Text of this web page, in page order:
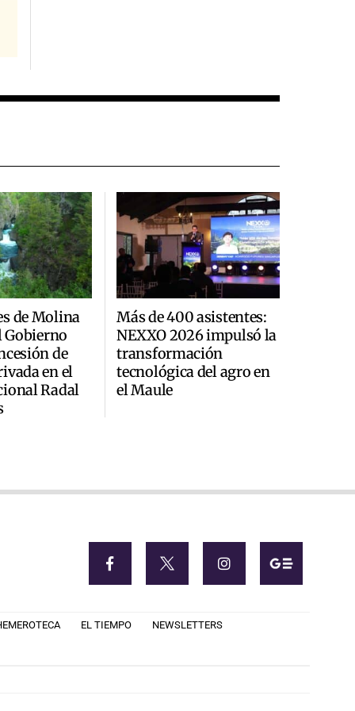
de Molina
de
en el
Radal
Más de 400 asistentes:
NEXXO 2026 impulsó la
transformación
tecnológica del agro en
el Maule
EL TIEMPO NEWSLETTERS